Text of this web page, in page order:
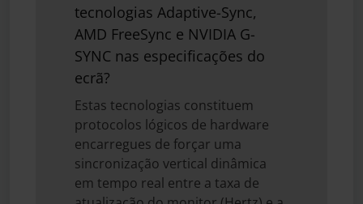
tecnologias Adaptive-Sync,
AMD FreeSync e NVIDIA G-
SYNC nas especificações do
ecrã?
Estas tecnologias constituem
protocolos lógicos de hardware
encarregues de forçar uma
sincronização vertical dinâmica
em tempo real entre a taxa de